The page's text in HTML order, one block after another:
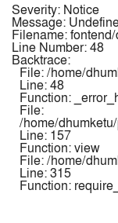
Severity: Notice
Message:
Filename:
Line Number: 48
Backtrace:
File: /home/
Line: 48
Function:
File:
/home/
Line: 157
Function: view
File: /home/
Line: 315
Function: